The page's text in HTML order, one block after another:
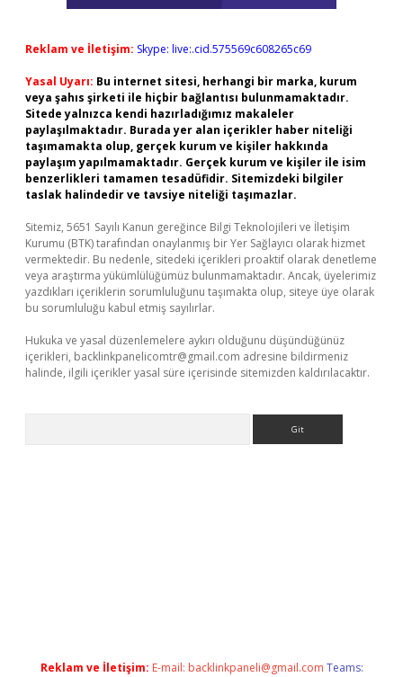
Reklam ve İletişim: Skype: live:.cid.575569c608265c69
Yasal Uyarı: Bu internet sitesi, herhangi bir marka, kurum
veya şahıs şirketi ile hiçbir bağlantısı bulunmamaktadır.
Sitede yalnızca kendi hazırladığımız makaleler
paylaşılmaktadır. Burada yer alan içerikler haber niteliği
taşımamakta olup, gerçek kurum ve kişiler hakkında
paylaşım yapılmamaktadır. Gerçek kurum ve kişiler ile isim
benzerlikleri tamamen tesadüfidir. Sitemizdeki bilgiler
taslak halindedir ve tavsiye niteliği taşımazlar.
Sitemiz, 5651 Sayılı Kanun gereğince Bilgi Teknolojileri ve İletişim
Kurumu (BTK) tarafından onaylanmış bir Yer Sağlayıcı olarak hizmet
vermektedir. Bu nedenle, sitedeki içerikleri proaktif olarak denetleme
veya araştırma yükümlülüğümüz bulunmamaktadır. Ancak, üyelerimiz
yazdıkları içeriklerin sorumluluğunu taşımakta olup, siteye üye olarak
bu sorumluluğu kabul etmiş sayılırlar.
Hukuka ve yasal düzenlemelere aykırı olduğunu düşündüğünüz
içerikleri, backlinkpanelicomtr@gmail.com adresine bildirmeniz
halinde, ilgili içerikler yasal süre içerisinde sitemizden kaldırılacaktır.
Reklam ve İletişim: E-mail: backlinkpaneli@gmail.com Teams: